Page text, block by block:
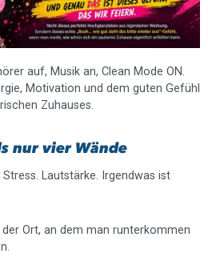
auf, Musik an, Clean Mode ON.
Motivation und dem guten Gefühl
Zuhauses.
nur vier Wände
Lautstärke. Irgendwas ist
Ort, an dem man runterkommen